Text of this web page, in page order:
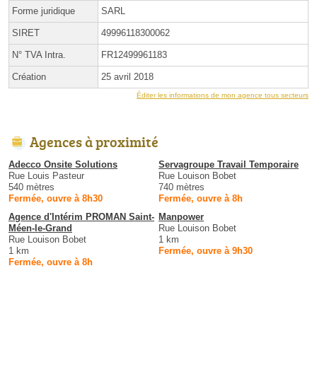
Forme juridique SARL
SIRET 49996118300062
N° TVA Intra. FR12499961183
Création 25 avril 2018
Éditer les informations de mon agence tous secteurs
Agences à proximité
Adecco Onsite Solutions
Rue Louis Pasteur
540 mètres
Fermée, ouvre à 8h30
Servagroupe Travail Temporaire
Rue Louison Bobet
740 mètres
Fermée, ouvre à 8h
Agence d'Intérim PROMAN Saint-
Méen-le-Grand
Rue Louison Bobet
1 km
Fermée, ouvre à 8h
Manpower
Rue Louison Bobet
1 km
Fermée, ouvre à 9h30